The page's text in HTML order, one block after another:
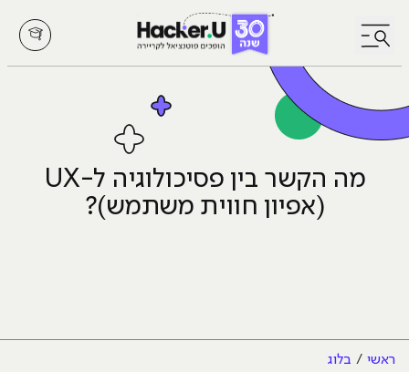
לחץ לפתיחת/סגירת תפריט
מה הקשר בין פסיכולוגיה ל-UX
(אפיון חווית משתמש)?
ראשי
בלוג